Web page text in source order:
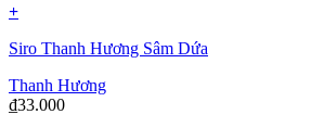
+
Siro Thanh Hương Sâm Dứa
Thanh Hương
₫33.000